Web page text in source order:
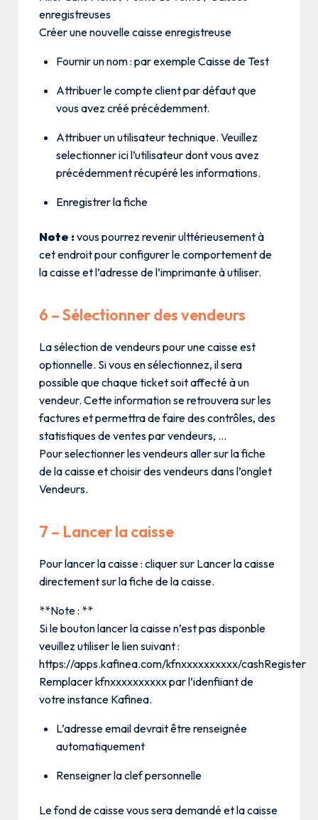
enregistreuses
Créer une nouvelle caisse enregistreuse
Fournir un nom : par exemple Caisse de Test
Attribuer le compte client par défaut que
vous avez créé précédemment.
Attribuer un utilisateur technique. Veuillez
selectionner ici l’utilisateur dont vous avez
précédemment récupéré les informations.
Enregistrer la fiche
Note :vous pourrez revenir ulttérieusement à
cet endroit pour configurer le comportement de
la caisse et l’adresse de l’imprimante à utiliser.
6 – Sélectionner des vendeurs
La sélection de vendeurs pour une caisse est
optionnelle. Si vous en sélectionnez, il sera
possible que chaque ticket soit affecté à un
vendeur. Cette information se retrouvera sur les
factures et permettra de faire des contrôles, des
statistiques de ventes par vendeurs, …
Pour selectionner les vendeurs aller sur la fiche
de la caisse et choisir des vendeurs dans l’onglet
Vendeurs.
7 – Lancer la caisse
Pour lancer la caisse : cliquer sur Lancer la caisse
directement sur la fiche de la caisse.
**Note : **
Si le bouton lancer la caisse n’est pas disponble
veuillez utiliser le lien suivant :
https://apps.kafinea.com/kfnxxxxxxxxxx/cashRegister
Remplacer kfnxxxxxxxxxx par l’idenfiiant de
votre instance Kafinea.
L’adresse email devrait être renseignée
automatiquement
Renseigner la clef personnelle
Le fond de caisse vous sera demandé et la caisse